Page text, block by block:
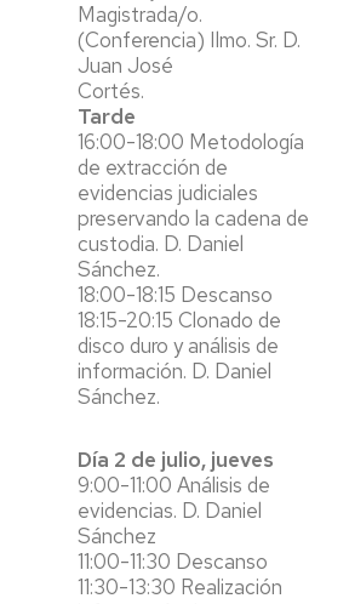
Magistrada/o.
(Conferencia) Ilmo. Sr. D.
Juan José
Cortés.
Tarde
16:00-18:00 Metodología
de extracción de
evidencias judiciales
preservando la cadena de
custodia. D. Daniel
Sánchez.
18:00-18:15 Descanso
18:15-20:15 Clonado de
disco duro y análisis de
información. D. Daniel
Sánchez.
Día 2 de julio, jueves
9:00-11:00 Análisis de
evidencias. D. Daniel
Sánchez
11:00-11:30 Descanso
11:30-13:30 Realización